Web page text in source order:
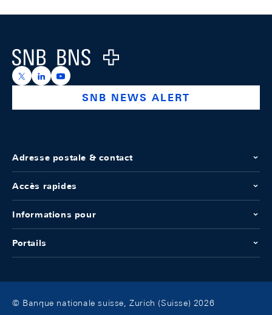
Logo
https://x.com/snb_bns
https://ch.linkedin.com/company/swiss-national-
https://www.youtube.com/@swissnationalbank
SNB NEWS ALERT
Adresse postale & contact
Accès rapides
Informations pour
Portails
© Banque nationale suisse, Zurich (Suisse) 2026